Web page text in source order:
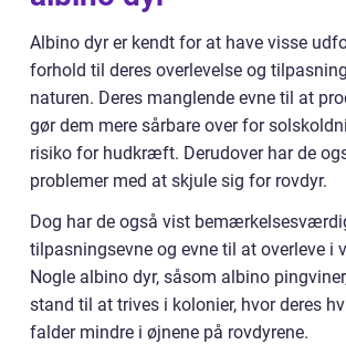
Albino dyr er kendt for at have visse
forhold til deres overlevelse og
naturen. Deres manglende evne til at
gør dem mere sårbare over for
risiko for hudkræft. Derudover har de
problemer med at skjule sig for rovdyr.
Dog har de også vist
tilpasningsevne og evne til at overleve i
Nogle albino dyr, såsom albino
stand til at trives i kolonier, hvor deres
falder mindre i øjnene på rovdyrene.